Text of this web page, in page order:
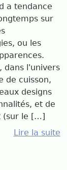
a tendance
sur
ou les
dans l'univers
de cuisson,
designs
et de
(sur le […]
Lire la suite